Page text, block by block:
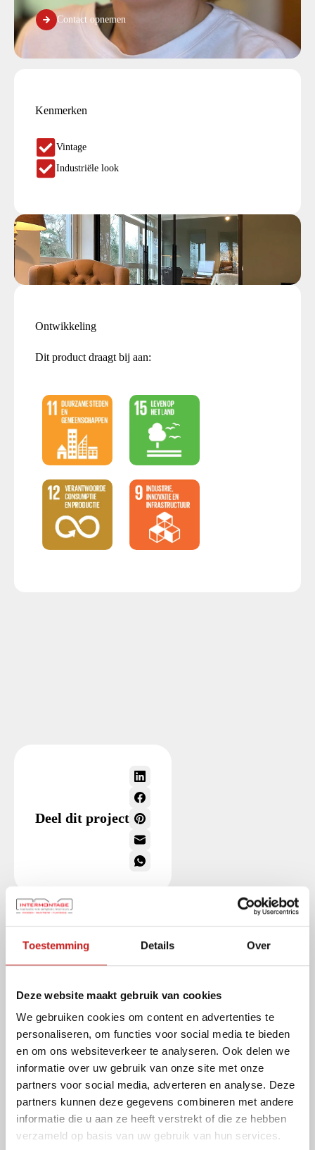
Toestemming Details Over
Deze website maakt gebruik van cookies
We gebruiken cookies om content en advertenties te
personaliseren, om functies voor social media te bieden
en om ons websiteverkeer te analyseren. Ook delen we
informatie over uw gebruik van onze site met onze
partners voor social media, adverteren en analyse. Deze
partners kunnen deze gegevens combineren met andere
informatie die u aan ze heeft verstrekt of die ze hebben
verzameld op basis van uw gebruik van hun services.
Contact opnemen
Kenmerken
Vintage
Industriële look
Ontwikkeling
Dit product draagt bij aan:
Deel dit project